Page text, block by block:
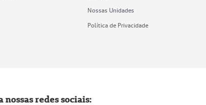
Nossas Unidades
Política de Privacidade
nossas redes sociais: